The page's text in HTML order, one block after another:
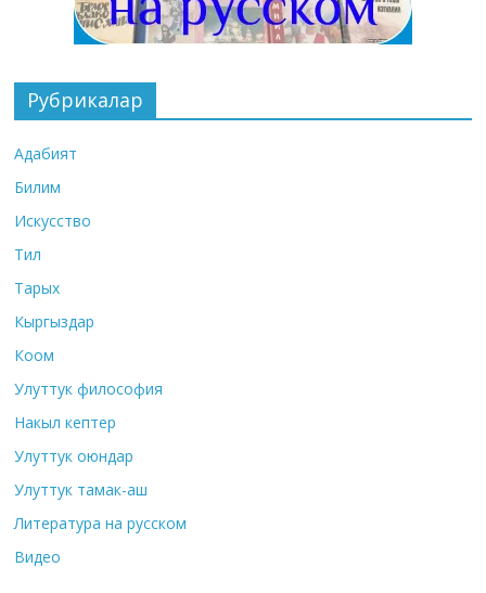
Рубрикалар
Адабият
Билим
Искусство
Тил
Тарых
Кыргыздар
Коом
Улуттук философия
Накыл кептер
Улуттук оюндар
Улуттук тамак-аш
Литература на русском
Видео